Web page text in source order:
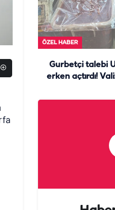
ÖZEL HABER
Gurbetçi talebi
erken açtırdı!